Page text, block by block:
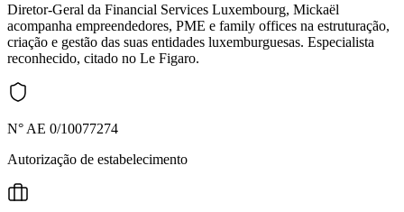
Diretor-Geral da Financial Services Luxembourg, Mickaël
acompanha empreendedores, PME e family offices na estruturação,
criação e gestão das suas entidades luxemburguesas. Especialista
reconhecido, citado no Le Figaro.
N° AE 0/10077274
Autorização de estabelecimento